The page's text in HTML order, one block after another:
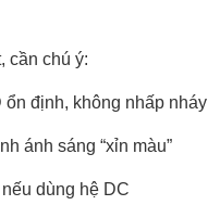
cần chú ý:
ổn định, không nhấp nháy
ánh sáng “xỉn màu”
dùng hệ DC